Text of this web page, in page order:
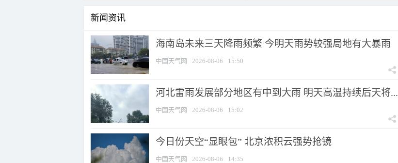
新闻资讯
海南岛未来三天降雨频繁 今明天雨势较强局地有大暴雨
中国天气网 2026-08-06 15:50
河北雷雨发展部分地区有中到大雨 明天高温持续后天将...
中国天气网 2026-08-06 15:02
今日份天空“显眼包” 北京浓积云强势抢镜
中国天气网 2026-08-06 14:35